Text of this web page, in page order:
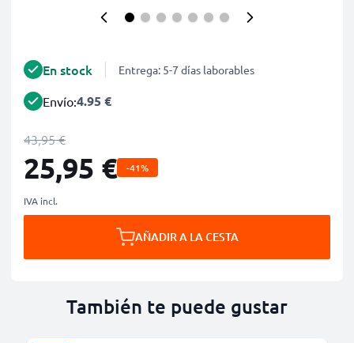
En stock Entrega: 5-7 días laborables
Envío:4.95 €
43,95 €
25,95 € -41%
IVA incl.
AÑADIR A LA CESTA
También te puede gustar